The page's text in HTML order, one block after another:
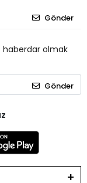
Gönder
haberdar olmak
Gönder